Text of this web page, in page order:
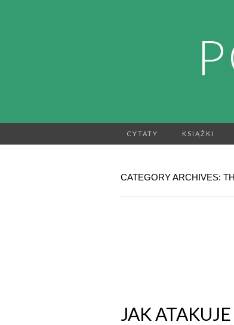
CYTATY KSIĄŻKI
CATEGORY ARCHIVES:
JAK